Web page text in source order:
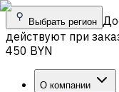
Выбрать регион
действуют при
450 BYN
О компании